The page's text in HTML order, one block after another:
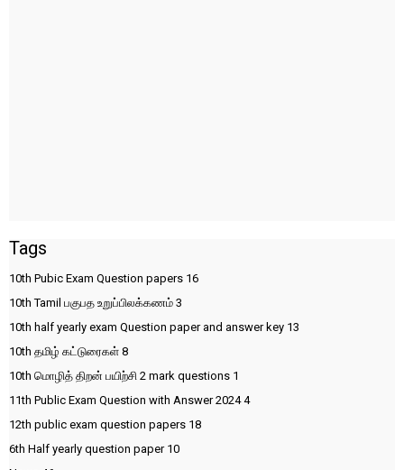
Tags
10th Pubic Exam Question papers 16
10th Tamil பகுபத உறுப்பிலக்கணம் 3
10th half yearly exam Question paper and answer key 13
10th தமிழ் கட்டுரைகள் 8
10th மொழித் திறன் பயிற்சி 2 mark questions 1
11th Public Exam Question with Answer 20244
12th public exam question papers 18
6th Half yearly question paper 10